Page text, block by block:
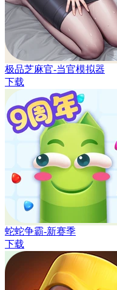
极品芝麻官-当官模拟器
下载
蛇蛇争霸-新赛季
下载